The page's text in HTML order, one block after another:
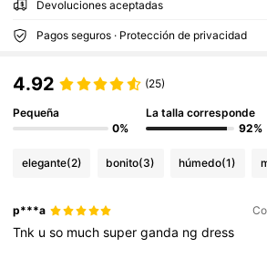
Devoluciones aceptadas
Pagos seguros · Protección de privacidad
4.92 (25)
Pequeña
0%
La talla corresponde
92%
elegante(2) bonito(3) húmedo(1)
p***a
Tnk uso muchsuperganda ngdress